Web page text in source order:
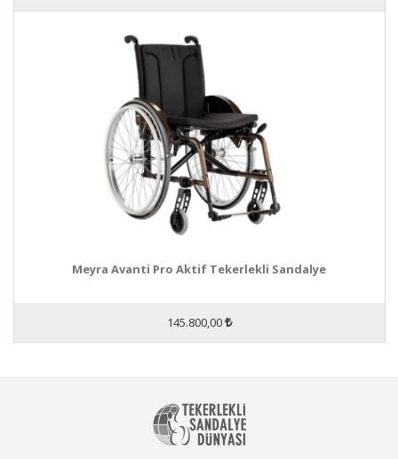
Meyra Avanti Pro Aktif Tekerlekli Sandalye
145.800,00